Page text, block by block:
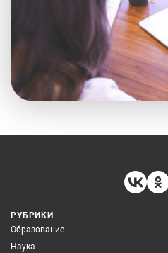
РУБРИКИ
Образование
Наука